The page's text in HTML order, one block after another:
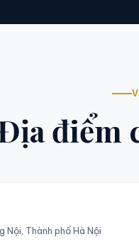
điểm
Nội, Thành phố Hà Nội
Lô số A03-01,